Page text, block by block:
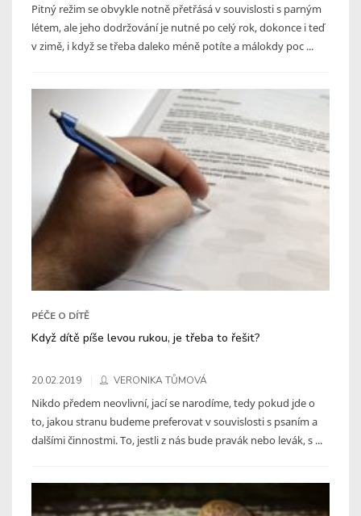
Pitný režim se obvykle notně přetřásá v souvislosti s parným
létem, ale jeho dodržování je nutné po celý rok, dokonce i teď
v zimě, i když se třeba daleko méně potíte a málokdy poc ...
PÉČE O DÍTĚ
Když dítě píše levou rukou, je třeba to řešit?
20.02.2019 VERONIKA TŮMOVÁ
Nikdo předem neovlivní, jací se narodíme, tedy pokud jde o
to, jakou stranu budeme preferovat v souvislosti s psaním a
dalšími činnostmi. To, jestli z nás bude pravák nebo levák, s ...